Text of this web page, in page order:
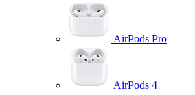
AirPods Pro
AirPods 4